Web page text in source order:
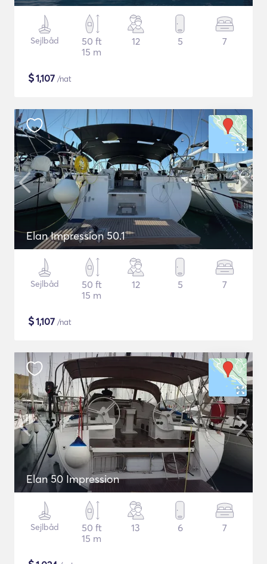
Sejlbåd
50 ft
15 m
12 5 7
$1,107 /nat
Elan Impression 50.1
Sejlbåd
50 ft
15 m
12 5 7
$1,107 /nat
Elan 50 Impression
Sejlbåd
50 ft
15 m
13 6 7